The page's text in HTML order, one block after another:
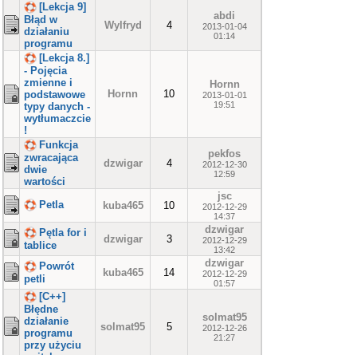
[Lekcja 9]
Błąd w
działaniu
programu
Wylfryd 4
abdi
2013-01-04
01:14
[Lekcja 8.]
- Pojęcia
zmienne i
podstawowe
typy danych -
wytłumaczcie
!
Hornn 10
Hornn
2013-01-01
19:51
Funkcja
zwracająca
dwie
wartości
dzwigar 4
pekfos
2012-12-30
12:59
Petla kuba465 10
jsc
2012-12-29
14:37
Pętla for i
tablice
dzwigar 3
dzwigar
2012-12-29
13:42
Powrót
petli
kuba465 14
dzwigar
2012-12-29
01:57
[C++]
Błędne
działanie
programu
przy użyciu
solmat95 5
solmat95
2012-12-26
21:27